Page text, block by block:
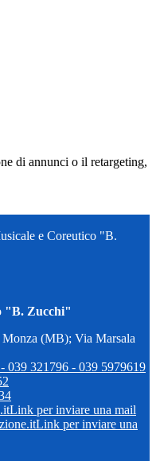
di annunci o il retargeting,
e Coreutico "B.
"B. Zucchi"
Monza (MB); Via Marsala
039 321796 - 039 5979619
Link per inviare una mail
Link per inviare una